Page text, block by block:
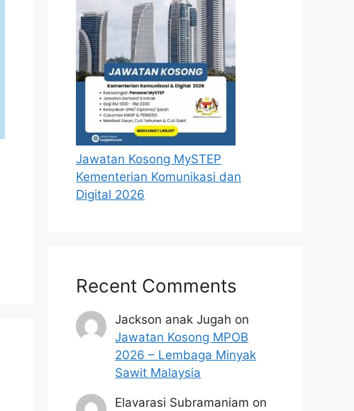
Jawatan Kosong MySTEP
Kementerian Komunikasi dan
Digital 2026
Recent Comments
Jackson anak Jugah on
Jawatan Kosong MPOB
2026 – Lembaga Minyak
Sawit Malaysia
Elavarasi Subramaniam on